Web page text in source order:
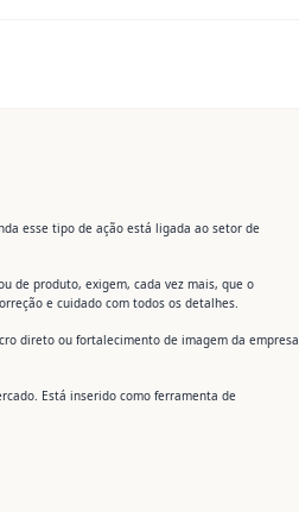
esse tipo de ação está ligada ao setor de
de produto, exigem, cada vez mais, que o
e cuidado com todos os detalhes.
direto ou fortalecimento de imagem da empresa
Está inserido como ferramenta de